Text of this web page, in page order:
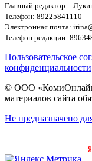
Главный редактор –
Телефон: 89225841110
Электронная почта:
Телефон редакции:
Пользовательское
конфиденциальности
© ООО
материалов сайта
Не предназначено